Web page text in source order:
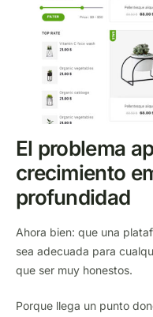
El problema
crecimiento
profundidad
Ahora bien: que una
sea adecuada para
que ser muy honestos.
Porque llega un punto